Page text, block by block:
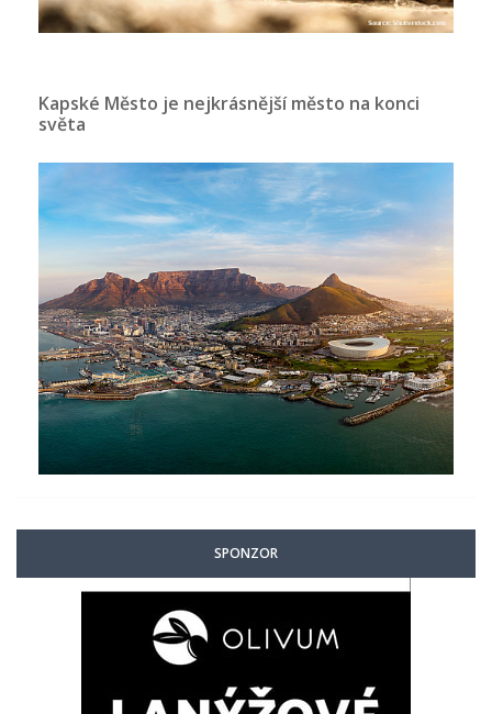
Kapské Město je nejkrásnější město na konci
světa
SPONZOR